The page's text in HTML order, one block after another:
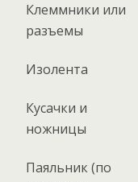
Клеммники или
разъемы
Изолента
Кусачки и
ножницы
Паяльник (по